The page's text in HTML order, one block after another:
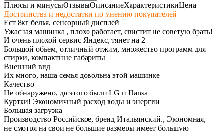
Плюсы и минусыОтзывыОписаниеХарактеристикиЦена
Достоинства и недостатки по мнению покупателей
Ест 8кг белья, сенсорный дисплей
Ужасная машинка , плохо работает, свистит не советую брать!
И очень плохой сервис Яндекс, тянет на 2
Большой объем, отличный отжим, множество программ для
стирки, компактные габариты
Внешний вид
Их много, наша семья довольна этой машинке
Качество
Не обнаружено, до этого были LG и Hansa
Куртки! Экономичный расход воды и энергии
Большая загрузка
Производство Российское, бренд Итальянский., Экономная,
не смотря на свои не большие размеры имеет большую